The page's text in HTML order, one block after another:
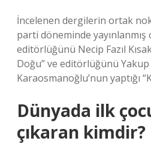
İncelenen dergilerin ortak
parti döneminde yayınlanmış
editörlüğünü Necip Fazıl
Doğu” ve editörlüğünü
Karaosmanoğlu’nun yaptığı
Dünyada ilk
çıkaran kimdir?